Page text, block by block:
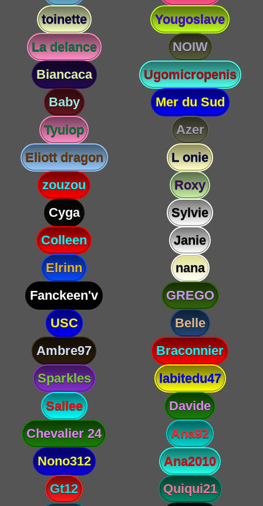
toinette
Yougoslave
La delance
NOIW
Biancaca
Ugomicropenis
Baby
Mer du Sud
Tyuiop
Azer
Eliott dragon
L onie
zouzou
Roxy
Cyga
Sylvie
Colleen
Janie
Elrinn
nana
Fanckeen'v
GREGO
USC
Belle
Ambre97
Braconnier
Sparkles
labitedu47
Sallee
Davide
Chevalier 24
Ana92
Nono312
Ana2010
Gt12
Quiqui21